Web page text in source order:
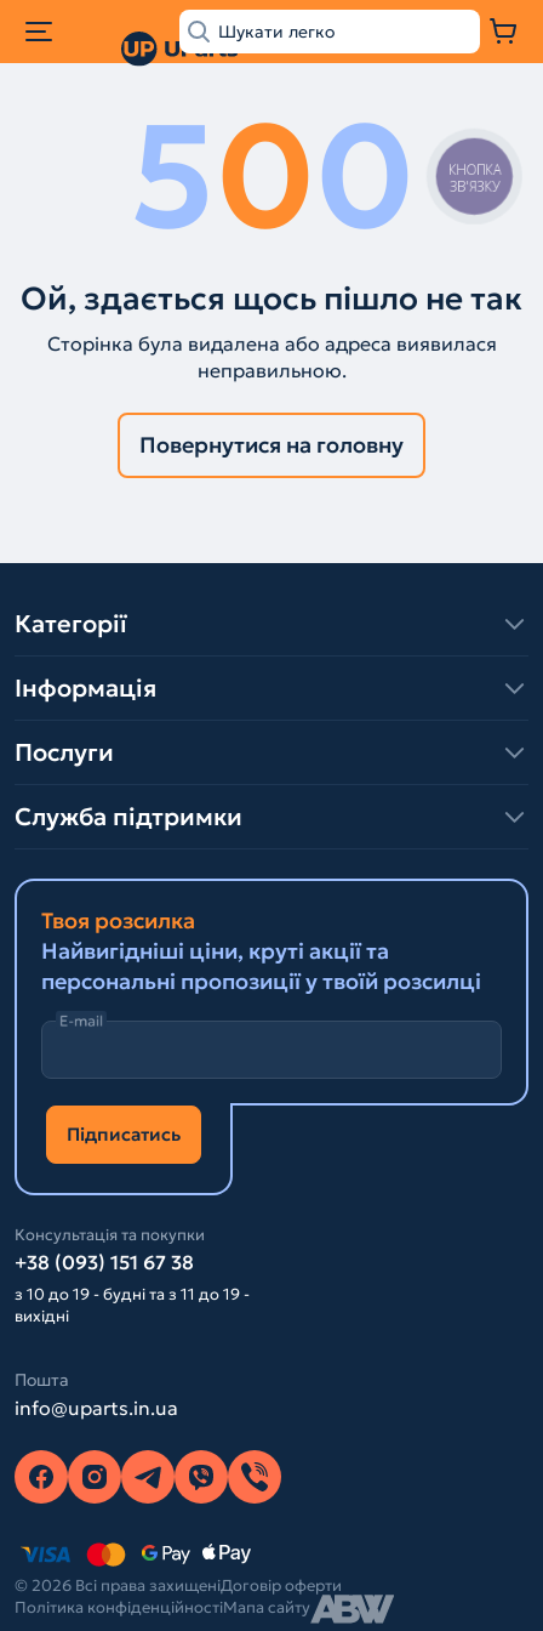
500
Ой, здається щось пішло не так
Сторінка була видалена або адреса виявилася
неправильною.
Повернутися на головну
Категорії
Інформація
Послуги
Служба підтримки
Твоя розсилка
Найвигідніші ціни, круті акції та
персональні пропозиції у твоїй розсилці
E-mail
Підписатись
Консультація та покупки
+38 (093) 151 67 38
з 10 до 19 - будні та з 11 до 19 -
вихідні
Пошта
info@uparts.in.ua
© 2026 Всі права захищеніДоговір оферти
Політика конфіденційностіМапа сайту
КНОПКА
ЗВ'ЯЗКУ